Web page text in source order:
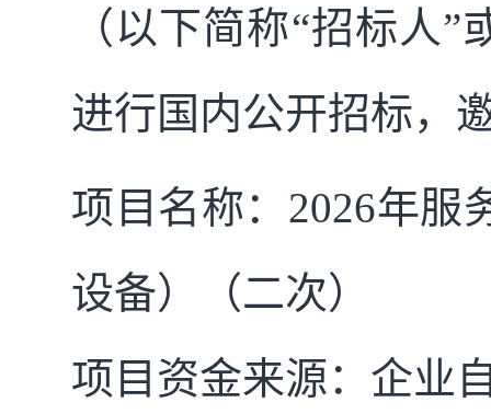
（以下简称“招标人”
进行国内公开招标，
项目名称： 2026年服
设备）
（二次）
项目资金来源： 企业